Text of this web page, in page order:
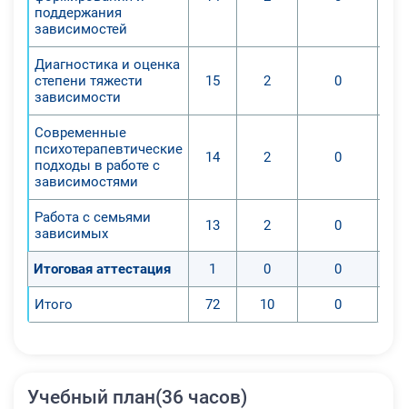
поддержания
зависимостей
Диагностика и оценка
степени тяжести
зависимости
15 2 0
Современные
психотерапевтические
подходы в работе с
зависимостями
14 2 0
Работа с семьями
зависимых
13 2 0
Итоговая аттестация 1 0 0
Итого 72 10 0
Учебный план(36 часов)